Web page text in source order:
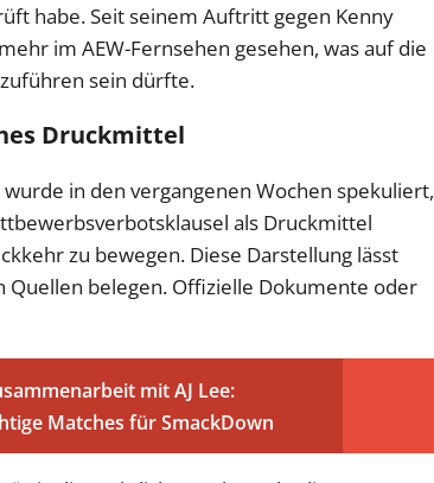
habe. Seit seinem Auftritt gegen Kenny
im AEW-Fernsehen gesehen, was auf die
sein dürfte.
Druckmittel
in den vergangenen Wochen spekuliert,
als Druckmittel
zu bewegen. Diese Darstellung lässt
belegen. Offizielle Dokumente oder
mit AJ Lee:
Matches für SmackDown